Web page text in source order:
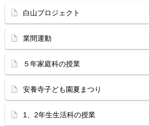
白山プロジェクト
業間運動
５年家庭科の授業
安養寺子ども園夏まつり
1、2年生生活科の授業